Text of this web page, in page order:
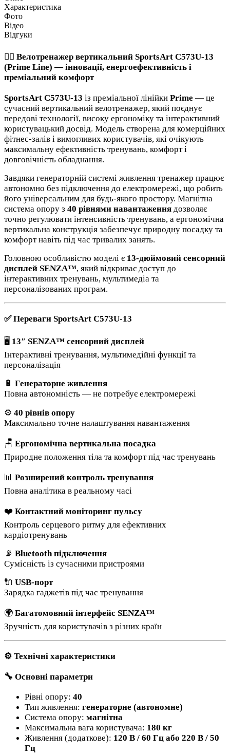
Характеристика
Фото
Відео
Відгуки
🚴‍♂️ Велотренажер вертикальний SportsArt C573U-13
(Prime Line) — інновації, енергоефективність і
преміальний комфорт
SportsArt C573U-13 із преміальної лінійки Prime — це
сучасний вертикальний велотренажер, який поєднує
передові технології, високу ергономіку та інтерактивний
користувацький досвід. Модель створена для комерційних
фітнес-залів і вимогливих користувачів, які очікують
максимальну ефективність тренувань, комфорт і
довговічність обладнання.
Завдяки генераторній системі живлення тренажер працює
автономно без підключення до електромережі, що робить
його універсальним для будь-якого простору. Магнітна
система опору з 40 рівнями навантаження дозволяє
точно регулювати інтенсивність тренувань, а ергономічна
вертикальна конструкція забезпечує природну посадку та
комфорт навіть під час тривалих занять.
Головною особливістю моделі є 13-дюймовий сенсорний
дисплей SENZA™, який відкриває доступ до
інтерактивних тренувань, мультимедіа та
персоналізованих програм.
✅ Переваги SportsArt C573U-13
🖥️ 13″ SENZA™ сенсорний дисплей
Інтерактивні тренування, мультимедійні функції та
персоналізація
🔋 Генераторне живлення
Повна автономність — не потребує електромережі
⚙️ 40 рівнів опору
Максимально точне налаштування навантаження
🪑 Ергономічна вертикальна посадка
Природне положення тіла та комфорт під час тренувань
📊 Розширений контроль тренування
Повна аналітика в реальному часі
❤️ Контактний моніторинг пульсу
Контроль серцевого ритму для ефективних
кардіотренувань
📡 Bluetooth підключення
Сумісність із сучасними пристроями
🔌 USB-порт
Зарядка гаджетів під час тренування
🌍 Багатомовний інтерфейс SENZA™
Зручність для користувачів з різних країн
⚙️ Технічні характеристики
🔧 Основні параметри
Рівні опору: 40
Тип живлення: генераторне (автономне)
Система опору: магнітна
Максимальна вага користувача: 180 кг
Живлення (додаткове): 120 В / 60 Гц або 220 В / 50
Гц